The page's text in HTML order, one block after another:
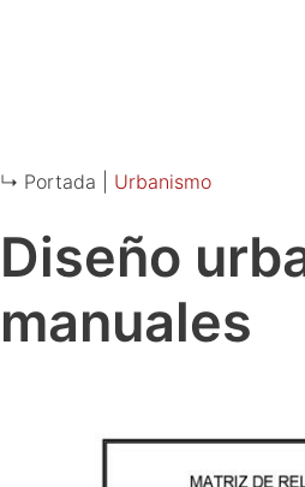
↳ Portada | Urbanismo
Diseño
manuales